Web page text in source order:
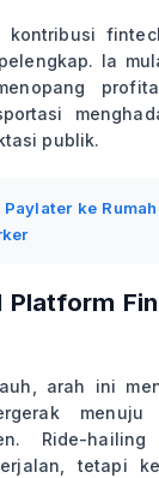
kontribusi
Ia
publik.
Paylater ke
Platform
arah ini
menuju
Ride-
tetapi